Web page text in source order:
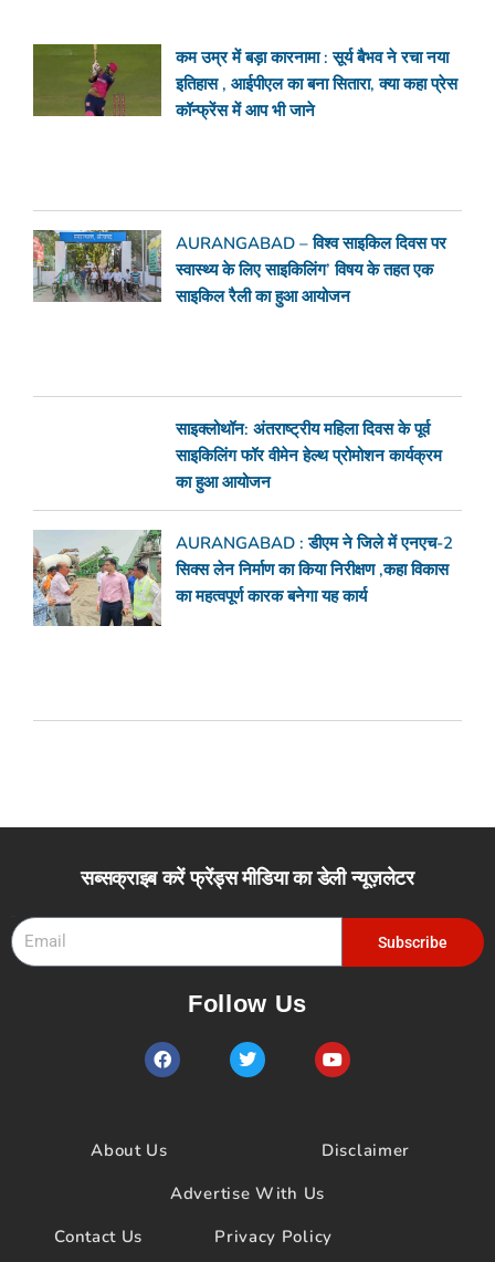
कम उम्र में बड़ा कारनामा : सूर्य बैभव ने रचा नया
इतिहास , आईपीएल का बना सितारा, क्या कहा प्रेस
कॉन्फ्रेंस में आप भी जाने
AURANGABAD – विश्व साइकिल दिवस पर
स्वास्थ्य के लिए साइकिलिंग’ विषय के तहत एक
साइकिल रैली का हुआ आयोजन
साइक्लोथॉन: अंतराष्ट्रीय महिला दिवस के पूर्व
साइकिलिंग फॉर वीमेन हेल्थ प्रोमोशन कार्यक्रम
का हुआ आयोजन
AURANGABAD : डीएम ने जिले में एनएच-2
सिक्स लेन निर्माण का किया निरीक्षण ,कहा विकास
का महत्वपूर्ण कारक बनेगा यह कार्य
सब्सक्राइब करें फ्रेंड्स मीडिया का डेली न्यूज़लेटर
Subscribe
Follow Us
F
a
o
T
w
Y
o
b
e
About Us
Disclaimer
Advertise With Us
Contact Us
Privacy Policy